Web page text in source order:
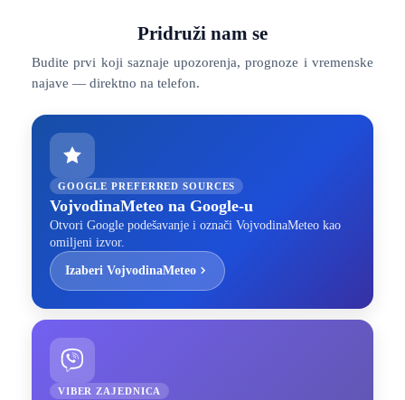
Pridruži nam se
Budite prvi koji saznaje upozorenja, prognoze i vremenske
najave — direktno na telefon.
GOOGLE PREFERRED SOURCES
VojvodinaMeteo na Google-u
Otvori Google podešavanje i označi VojvodinaMeteo kao
omiljeni izvor.
Izaberi VojvodinaMeteo
VIBER ZAJEDNICA